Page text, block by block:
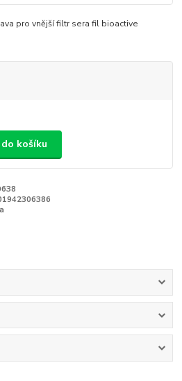
pro vnější filtr sera fil bioactive
košíku